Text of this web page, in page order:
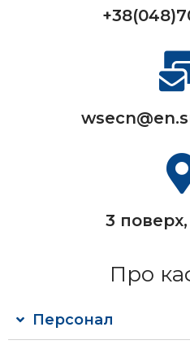
3 поверх,
Про
Персонал